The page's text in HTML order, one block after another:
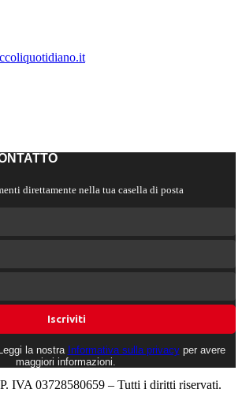
direttamente nella tua casella di posta
la nostra Informativa sulla privacyper avere
maggiori informazioni.
IVA 03728580659 – Tutti i diritti riservati.